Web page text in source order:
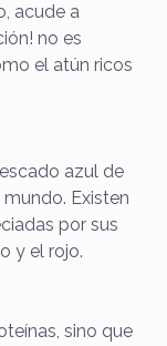
acude a
no es
el atún ricos
azul de
Existen
por sus
y el rojo.
sino que